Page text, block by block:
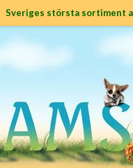
Sveriges största sortiment